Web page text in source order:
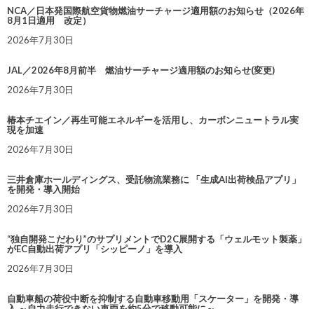
NCA／日本発国際航空貨物燃油サーチャージ適用額のお知らせ（2026年
8月1日適用 改定）
2026年7月30日
JAL／2026年8月前半 燃油サーチャージ適用額のお知らせ(変更)
2026年7月30日
椿本チエイン／再生可能エネルギーを活用し、カーボンニュートラル実
現を加速
2026年7月30日
三井倉庫ホールディングス、受託物流業務に 「生成AI出荷検品アプリ」
を開発・導入開始
2026年7月30日
“独自開発こだわり”のサプリメントでD2C展開する「ウェルモット製薬」
がEC自動出荷アプリ「シッピーノ」を導入
2026年7月30日
自動車船の荷役中断を抑制する自動車移動用「スケーター」を開発・導